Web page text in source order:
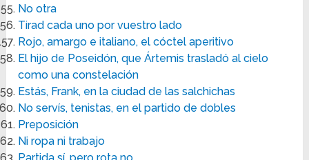
No otra
Tirad cada uno por vuestro lado
Rojo, amargo e italiano, el cóctel aperitivo
El hijo de Poseidón, que Ártemis trasladó al cielo
como una constelación
Estás, Frank, en la ciudad de las salchichas
No servís, tenistas, en el partido de dobles
Preposición
Ni ropa ni trabajo